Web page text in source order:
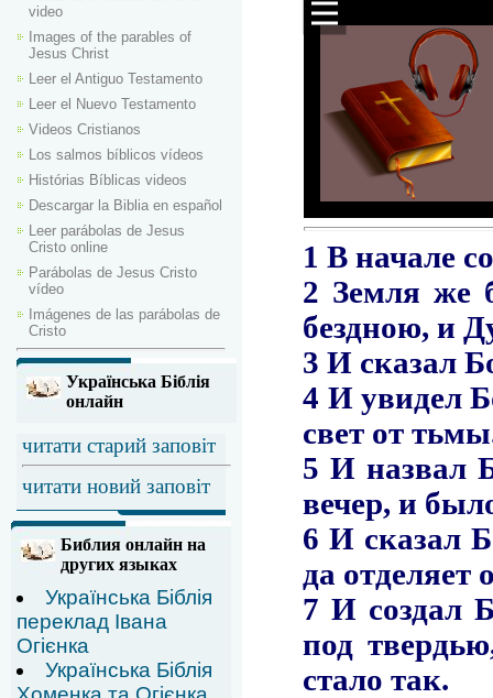
video
Images of the parables of
Jesus Christ
Leer el Antiguo Testamento
Leer el Nuevo Testamento
Videos Cristianos
Los salmos bíblicos vídeos
Histórias Bíblicas videos
Descargar la Biblia en español
Leer parábolas de Jesus
Cristo online
Parábolas de Jesus Cristo
vídeo
Imágenes de las parábolas de
Cristo
Українська Біблія
онлайн
читати старий заповіт
читати новий заповіт
Библия онлайн на
других языках
Українська Біблія
переклад Івана
Огієнка
Українська Біблія